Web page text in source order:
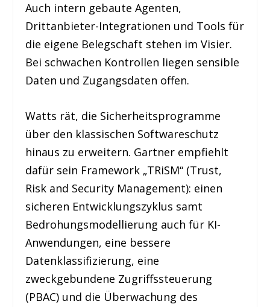
Auch intern gebaute Agenten,
Drittanbieter-Integrationen und Tools für
die eigene Belegschaft stehen im Visier.
Bei schwachen Kontrollen liegen sensible
Daten und Zugangsdaten offen.
Watts rät, die Sicherheitsprogramme
über den klassischen Softwareschutz
hinaus zu erweitern. Gartner empfiehlt
dafür sein Framework „TRiSM“ (Trust,
Risk and Security Management): einen
sicheren Entwicklungszyklus samt
Bedrohungsmodellierung auch für KI-
Anwendungen, eine bessere
Datenklassifizierung, eine
zweckgebundene Zugriffssteuerung
(PBAC) und die Überwachung des